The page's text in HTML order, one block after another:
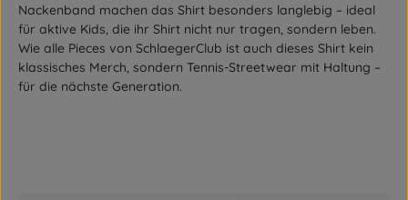
Nackenband machen das Shirt besonders langlebig – ideal
für aktive Kids, die ihr Shirt nicht nur tragen, sondern leben.
Wie alle Pieces von SchlaegerClub ist auch dieses Shirt kein
klassisches Merch , sondern Tennis-Streetwear mit Haltung –
für die nächste Generation.